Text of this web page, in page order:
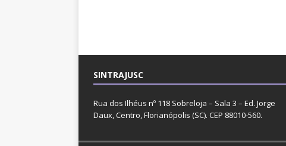
SINTRAJUSC
Rua dos Ilhéus nº 118 Sobreloja – Sala 3 – Ed. Jorge
Daux, Centro, Florianópolis (SC). CEP 88010-560.